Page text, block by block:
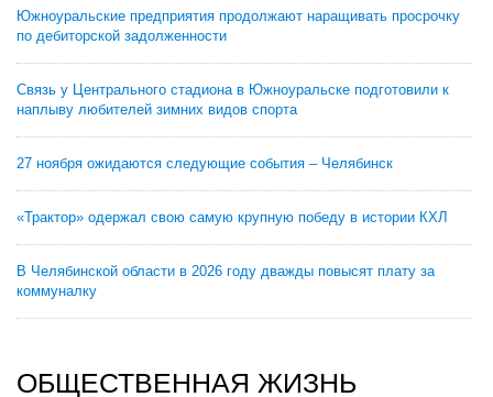
Южноуральские предприятия продолжают наращивать просрочку
по дебиторской задолженности
Связь у Центрального стадиона в Южноуральске подготовили к
наплыву любителей зимних видов спорта
27 ноября ожидаются следующие события – Челябинск
«Трактор» одержал свою самую крупную победу в истории КХЛ
В Челябинской области в 2026 году дважды повысят плату за
коммуналку
ОБЩЕСТВЕННАЯ ЖИЗНЬ